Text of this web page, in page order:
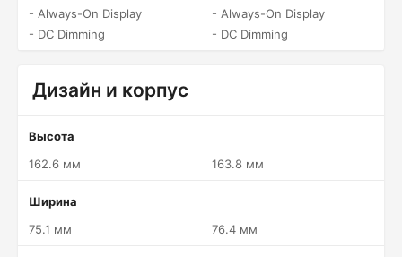
- Always-On Display
- DC Dimming
- Always-On Display
- DC Dimming
Дизайн и корпус
Высота
162.6 мм
163.8 мм
Ширина
75.1 мм
76.4 мм